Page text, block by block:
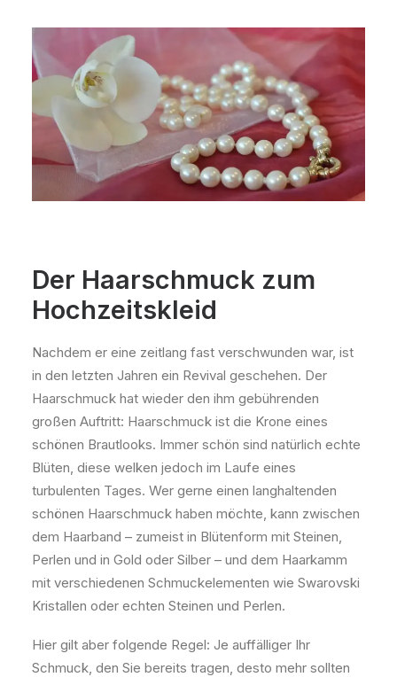
Der Haarschmuck zum
Hochzeitskleid
Nachdem er eine zeitlang fast verschwunden war, ist
in den letzten Jahren ein Revival geschehen. Der
Haarschmuck hat wieder den ihm gebührenden
großen Auftritt: Haarschmuck ist die Krone eines
schönen Brautlooks. Immer schön sind natürlich echte
Blüten, diese welken jedoch im Laufe eines
turbulenten Tages. Wer gerne einen langhaltenden
schönen Haarschmuck haben möchte, kann zwischen
dem Haarband – zumeist in Blütenform mit Steinen,
Perlen und in Gold oder Silber – und dem Haarkamm
mit verschiedenen Schmuckelementen wie Swarovski
Kristallen oder echten Steinen und Perlen.
Hier gilt aber folgende Regel: Je auffälliger Ihr
Schmuck, den Sie bereits tragen, desto mehr sollten